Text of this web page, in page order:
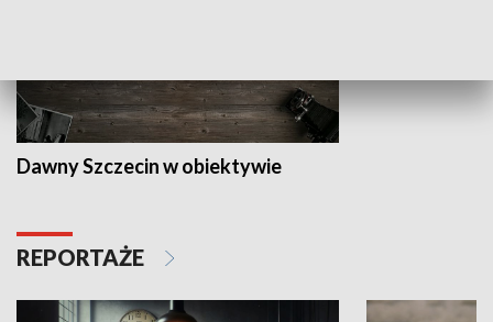
Dawny Szczecin w obiektywie
REPORTAŻE